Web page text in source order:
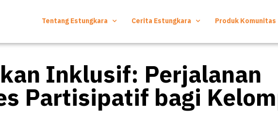
Tentang Estungkara Cerita Estungkara Produk Komunitas
Inklusif: Perjalanan
Partisipatif bagi